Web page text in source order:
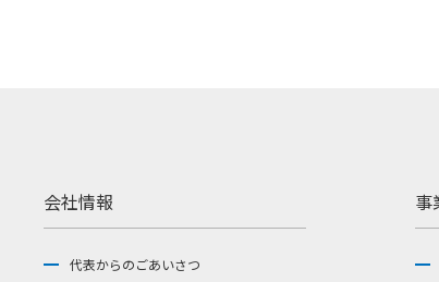
会社情報
代表からのごあいさつ
事